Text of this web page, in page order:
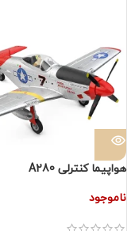
هواپیما کنترلی A280
ناموجود